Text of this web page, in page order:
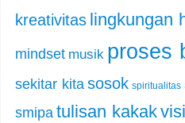
kreativitas lingkungan
mindset musik proses
sekitar kitasosok spiritualitas
smipa tulisan kakak